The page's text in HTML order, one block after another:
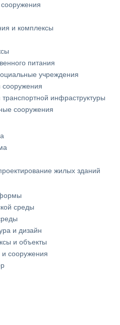
и комплексы
питания
учреждения
инфраструктуры
сооружения
жилых зданий
среды
и дизайн
и объекты
сооружения